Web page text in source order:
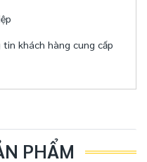
khách hàng cung cấp
PHẨM